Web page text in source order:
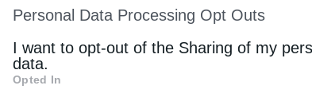
IAB’s List of Downstream Participantsthat
other third parties.
Personal Data Processing Opt Outs
I want to opt-out of the Sharing of my
data.
Opted In